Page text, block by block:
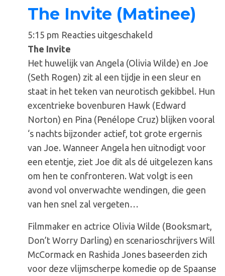
The Invite (Matinee)
5:15 pm Reacties uitgeschakeld
Invite
(Matinee)
The Invite
Het huwelijk van Angela (Olivia Wilde) en Joe
(Seth Rogen) zit al een tijdje in een sleur en
staat in het teken van neurotisch gekibbel. Hun
excentrieke bovenburen Hawk (Edward
Norton) en Pina (Penélope Cruz) blijken vooral
‘s nachts bijzonder actief, tot grote ergernis
van Joe. Wanneer Angela hen uitnodigt voor
een etentje, ziet Joe dit als dé uitgelezen kans
om hen te confronteren. Wat volgt is een
avond vol onverwachte wendingen, die geen
van hen snel zal vergeten…
Filmmaker en actrice Olivia Wilde (Booksmart,
Don’t Worry Darling) en scenarioschrijvers Will
McCormack en Rashida Jones baseerden zich
voor deze vlijmscherpe komedie op de Spaanse